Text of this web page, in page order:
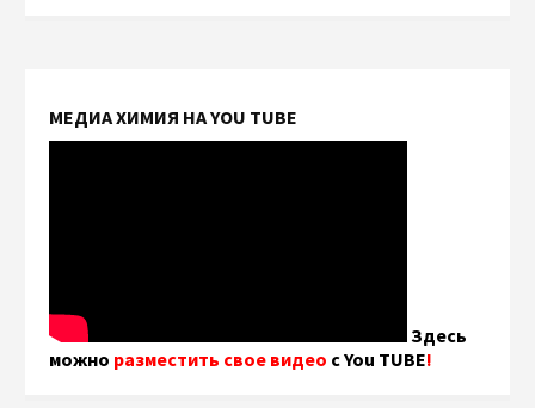
МЕДИА ХИМИЯ НА YOU TUBE
Здесь
можно разместить свое видео с You TUBE!